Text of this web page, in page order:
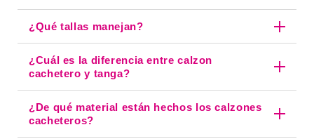
coordinable te permite armar conjuntos
completos: panties con encaje y puente de
cachetero en rosa (74431), detalles florales
(74811) y panties coordinables en varios
Materiales Suaves y
¿Qué tallas manejan?
¿Cuál es la diferencia entre calzon
cachetero y tanga?
¿De qué material están hechos los calzones
cacheteros?